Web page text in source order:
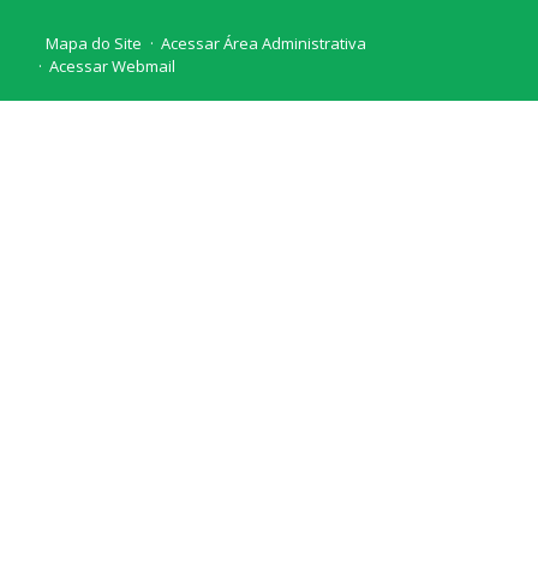
Mapa do Site
Acessar Área Administrativa
Acessar Webmail